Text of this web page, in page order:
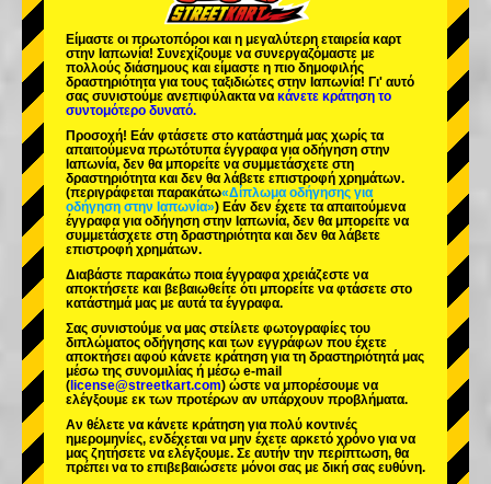
Τόκιο Ακίχαμπαρα #2
Τόκιο Σιμπούγια Annex Τόκιο Κόλπος
Τόκιο Ασακούσα Οσάκα
Είμαστε οι πρωτοπόροι και η μεγαλύτερη εταιρεία καρτ
στην Ιαπωνία! Συνεχίζουμε να συνεργαζόμαστε με
πολλούς διάσημους και είμαστε η πιο δημοφιλής
δραστηριότητα για τους ταξιδιώτες στην Ιαπωνία! Γι' αυτό
σας συνιστούμε ανεπιφύλακτα να κάνετε κράτηση το
συντομότερο δυνατό.
Προσοχή! Εάν φτάσετε στο κατάστημά μας χωρίς τα
απαιτούμενα πρωτότυπα έγγραφα για οδήγηση στην
Ιαπωνία, δεν θα μπορείτε να συμμετάσχετε στη
δραστηριότητα και δεν θα λάβετε επιστροφή χρημάτων.
(περιγράφεται παρακάτω«Δίπλωμα οδήγησης για
οδήγηση στην Ιαπωνία») Εάν δεν έχετε τα απαιτούμενα
έγγραφα για οδήγηση στην Ιαπωνία, δεν θα μπορείτε να
συμμετάσχετε στη δραστηριότητα και δεν θα λάβετε
επιστροφή χρημάτων.
Διαβάστε παρακάτω ποια έγγραφα χρειάζεστε να
αποκτήσετε και βεβαιωθείτε ότι μπορείτε να φτάσετε στο
κατάστημά μας με αυτά τα έγγραφα.
Σας συνιστούμε να μας στείλετε φωτογραφίες του
διπλώματος οδήγησης και των εγγράφων που έχετε
αποκτήσει αφού κάνετε κράτηση για τη δραστηριότητά μας
μέσω της συνομιλίας ή μέσω e-mail
( license@streetkart.com) ώστε να μπορέσουμε να
ελέγξουμε εκ των προτέρων αν υπάρχουν προβλήματα.
Αν θέλετε να κάνετε κράτηση για πολύ κοντινές
ημερομηνίες, ενδέχεται να μην έχετε αρκετό χρόνο για να
μας ζητήσετε να ελέγξουμε. Σε αυτήν την περίπτωση, θα
πρέπει να το επιβεβαιώσετε μόνοι σας με δική σας ευθύνη.